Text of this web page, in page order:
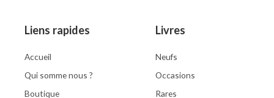
Liens rapides
Accueil
Qui somme nous ?
Boutique
Livres
Neufs
Occasions
Rares